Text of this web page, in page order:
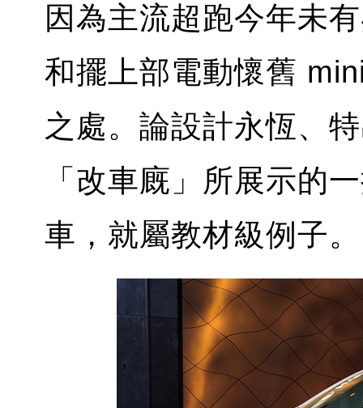
因為主流超跑今年未
和擺上部電動懷舊
之處。論設計永恆、
「改車廐」所展示的
車，就屬教材級例子。